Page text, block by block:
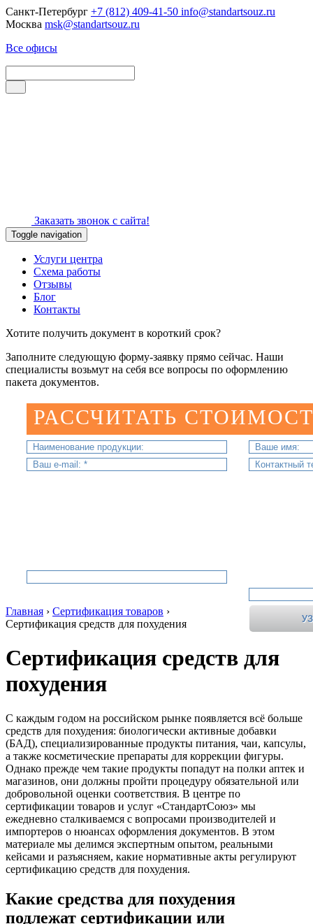
Санкт-Петербург +7 (812) 409-41-50 info@standartsouz.ru
Москва msk@standartsouz.ru
Все офисы
Заказать звонок с сайта!
Toggle navigation
Услуги центра
Схема работы
Отзывы
Блог
Контакты
Хотите получить документ в короткий срок?
Заполните следующую форму-заявку прямо сейчас. Наши
специалисты возьмут на себя все вопросы по оформлению
пакета документов.
РАССЧИТАТЬ
Главная › Сертификация товаров ›
Сертификация средств для похудения
Сертификация средств для
похудения
С каждым годом на российском рынке появляется всё больше
средств для похудения: биологически активные добавки
(БАД), специализированные продукты питания, чаи, капсулы,
а также косметические препараты для коррекции фигуры.
Однако прежде чем такие продукты попадут на полки аптек и
магазинов, они должны пройти процедуру обязательной или
добровольной оценки соответствия. В центре по
сертификации товаров и услуг «СтандартСоюз» мы
ежедневно сталкиваемся с вопросами производителей и
импортеров о нюансах оформления документов. В этом
материале мы делимся экспертным опытом, реальными
кейсами и разъясняем, какие нормативные акты регулируют
сертификацию средств для похудения.
Какие средства для похудения
подлежат сертификации или